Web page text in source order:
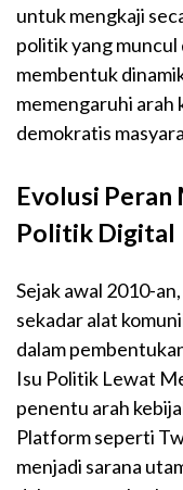
untuk mengkaji
politik yang muncul
membentuk
memengaruhi arah
demokratis
Evolusi Peran
Politik Digital
Sejak awal 2010-
sekadar alat
dalam
Isu Politik Lewat
penentu arah
Platform seperti
menjadi sarana